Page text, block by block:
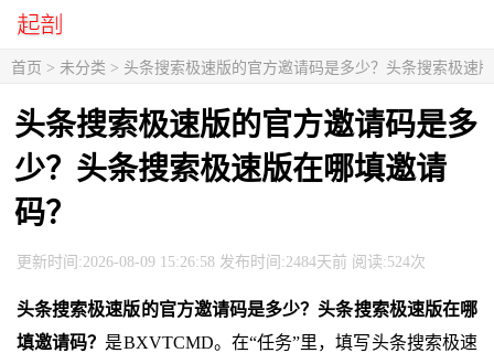
首页 > 未分类 > 头条搜索极速版的官方邀请码是多少？头条搜索极速
头条搜索极速版的官方邀请码是多
少？头条搜索极速版在哪填邀请
码？
更新时间:2026-08-09 15:26:58 发布时间:2484天前 阅读:524次
头条搜索极速版的官方邀请码是多少？头条搜索极速版在哪
填邀请码？ 是BXVTCMD。在“任务”里，填写头条搜索极速